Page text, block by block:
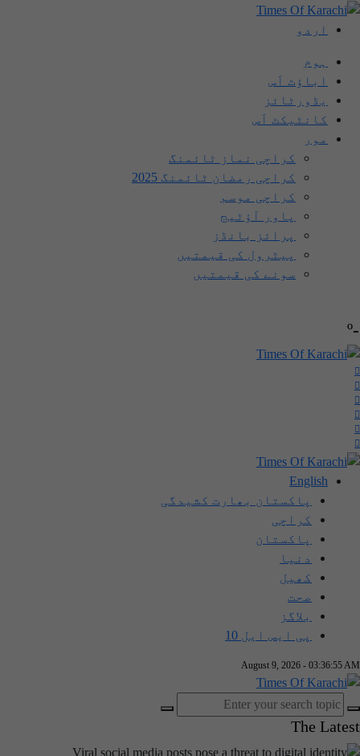
اردو
ہوم
اباؤٹ اَس
یڈورٹائز
کانٹیکٹ اَس
مور
کراچی نماز ٹائمنگ
کراچی رمضان ٹائمنگ 2025
کراچی موسم
پاور آؤٹیج
پرائز بانڈز
پیٹرول کی قیمتیں
سونے کی قیمتیں
-º
English
پاکستان بھارت کشیدگی
کراچی
پاکستان
دنیا
کھیل
صحت
بلاگز
پی ایس ایل 10
August 9, 2026 - 03:36:56 AM
The Latest